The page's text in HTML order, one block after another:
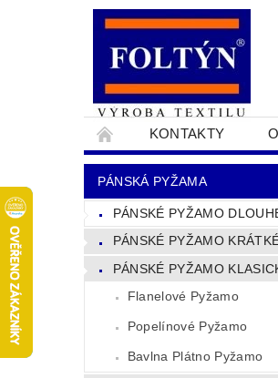
KONTAKTY
PRO OBCHODNÍKY
PÁNSKÁ PYŽAMA
PÁNSKÉ PYŽAMO
PÁNSKÉ PYŽAMO
PÁNSKÉ PYŽAMO
Flanelové Pyžamo
Popelínové Pyžamo
Bavlna Plátno Pyžamo